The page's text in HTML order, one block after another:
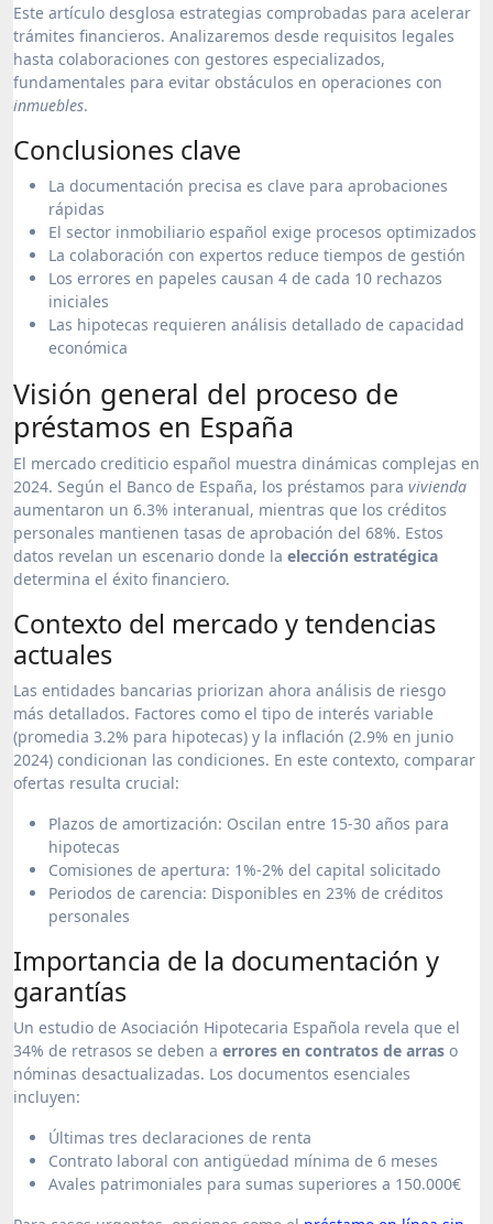
Este artículo desglosa estrategias comprobadas para acelerar
trámites financieros. Analizaremos desde requisitos legales
hasta colaboraciones con gestores especializados,
fundamentales para evitar obstáculos en operaciones con
inmuebles.
Conclusiones clave
La documentación precisa es clave para aprobaciones
rápidas
El sector inmobiliario español exige procesos optimizados
La colaboración con expertos reduce tiempos de gestión
Los errores en papeles causan 4 de cada 10 rechazos
iniciales
Las hipotecas requieren análisis detallado de capacidad
económica
Visión general del proceso de
préstamos en España
El mercado crediticio español muestra dinámicas complejas en
2024. Según el Banco de España, los préstamos para vivienda
aumentaron un 6.3% interanual, mientras que los créditos
personales mantienen tasas de aprobación del 68%. Estos
datos revelan un escenario donde la elección estratégica
determina el éxito financiero.
Contexto del mercado y tendencias
actuales
Las entidades bancarias priorizan ahora análisis de riesgo
más detallados. Factores como el tipo de interés variable
(promedia 3.2% para hipotecas) y la inflación (2.9% en junio
2024) condicionan las condiciones. En este contexto, comparar
ofertas resulta crucial:
Plazos de amortización: Oscilan entre 15-30 años para
hipotecas
Comisiones de apertura: 1%-2% del capital solicitado
Periodos de carencia: Disponibles en 23% de créditos
personales
Importancia de la documentación y
garantías
Un estudio de Asociación Hipotecaria Española revela que el
34% de retrasos se deben a errores en contratos de arras o
nóminas desactualizadas. Los documentos esenciales
incluyen:
Últimas tres declaraciones de renta
Contrato laboral con antigüedad mínima de 6 meses
Avales patrimoniales para sumas superiores a 150.000€